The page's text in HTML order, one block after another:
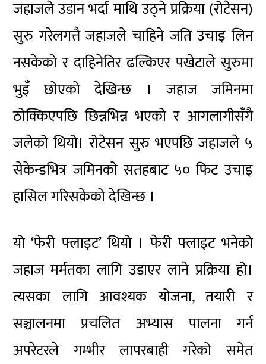
जहाजले उडान भर्दा माथि उठ्ने प्रक्रिया (रोटेसन)
सुरु गरेलगत्तै जहाजले चाहिने जति उचाइ लिन
नसकेको र दाहिनेतिर ढल्किएर पखेटाले सुरुमा
भुइँ छोएको देखिन्छ । जहाज जमिनमा
ठोक्किएपछि छिन्नभिन्न भएको र आगलागीसँगै
जलेको थियो। रोटेसन सुरु भएपछि जहाजले ५
सेकेन्डभित्र जमिनको सतहबाट ५० फिट उचाइ
हासिल गरिसकेको देखिन्छ ।
यो ‘फेरी फ्लाइट’ थियो । फेरी फ्लाइट भनेको
जहाज मर्मतका लागि उडाएर लाने प्रक्रिया हो।
त्यसका लागि आवश्यक योजना, तयारी र
सञ्चालनमा प्रचलित अभ्यास पालना गर्न
अपरेटरले गम्भीर लापरबाही गरेको समेत